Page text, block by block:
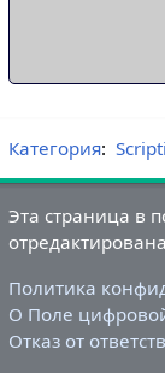
Категория:
Эта страница в
Политика
О Поле
Отказ от